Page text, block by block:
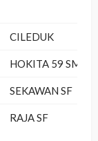
CILEDUK
HOKITA 59 SM
SEKAWAN SF
RAJA SF